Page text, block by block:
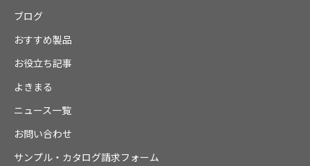
ブログ
おすすめ製品
お役立ち記事
よきまる
ニュース一覧
お問い合わせ
サンプル・カタログ請求フォーム